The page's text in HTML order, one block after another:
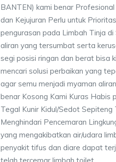
BANTEN) kami benar
dan Kejujuran Perlu untuk
pengurasan pada Limbah Tinja
aliran yang tersumbat serta
segi posisi ringan dan berat bisa
mencari solusi perbaikan yang
agar semu menjadi myaman
benar Kosong Kami Kuras Habis
Tegal Kunir Kidul/Sedot Sepiteng
Menghindari Pencemaran
yang mengakibatkan air/udara
penyakit tifus dan diare dapat